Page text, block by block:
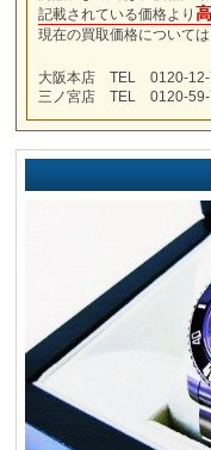
記載されている価格より
現在の買取価格について
大阪本店 TEL 0120-12-
三ノ宮店 TEL 0120-59-